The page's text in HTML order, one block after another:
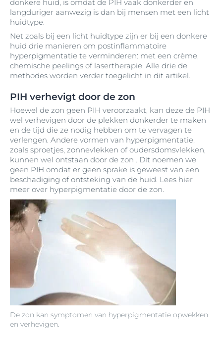
donkere huid, is omdat de PIH vaak donkerder en
langduriger aanwezig is dan bij mensen met een licht
huidtype.
Net zoals bij een licht huidtype zijn er bij een donkere
huid drie manieren om postinflammatoire
hyperpigmentatie te verminderen: met een crème,
chemische peelings of lasertherapie. Alle drie de
methodes worden verder toegelicht in dit artikel.
PIH verhevigt door de zon
De zon kan symptomen van hyperpigmentatie opwekken
en verhevigen.
Hoewel de zon geen PIH veroorzaakt, kan deze de PIH
wel verhevigen door de plekken donkerder te maken
en de tijd die ze nodig hebben om te vervagen te
verlengen. Andere vormen van hyperpigmentatie,
zoals sproetjes, zonnevlekken of oudersdomsvlekken,
kunnen wel ontstaan door de zon . Dit noemen we
geen PIH omdat er geen sprake is geweest van een
beschadiging of ontsteking van de huid. Lees hier
meer over hyperpigmentatie door de zon.